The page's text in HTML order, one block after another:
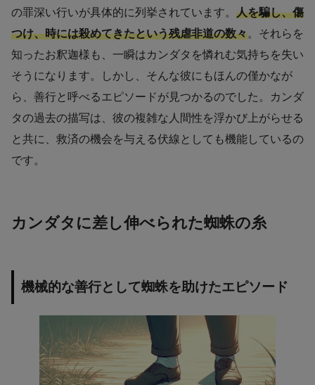
の罪深い行いが具体的に列挙されています。 人を騙し、傷
つけ、時には殺めてきたという残虐非道の数々。それらを
知ったお釈迦様も、一瞬はカンダタを憐れむ気持ちを失い
そうになります。しかし、そんな彼にもほんの僅かなが
ら、善行と呼べるエピソードが見つかるのでした。カンダ
タの過去の描写は、彼の複雑な人間性を浮かび上がらせる
と共に、救済の機会を与える伏線としても機能しているの
です。
カンダタに差し伸べられた蜘蛛の糸
機械的な善行として蜘蛛を助けたエピソード